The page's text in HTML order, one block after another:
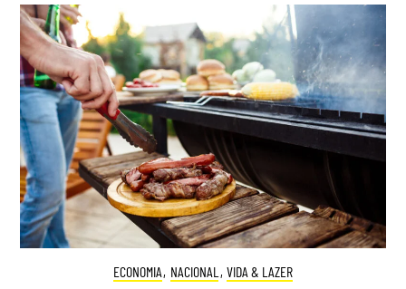
ECONOMIA, NACIONAL , VIDA & LAZER